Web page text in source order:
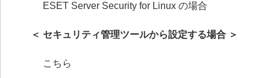
ESET Server Security for Linux の場合
＜ セキュリティ管理ツールから設定する場合 ＞
こちら